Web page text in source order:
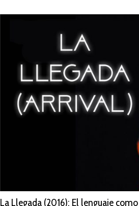
La Llegada (2016): El lenguaje